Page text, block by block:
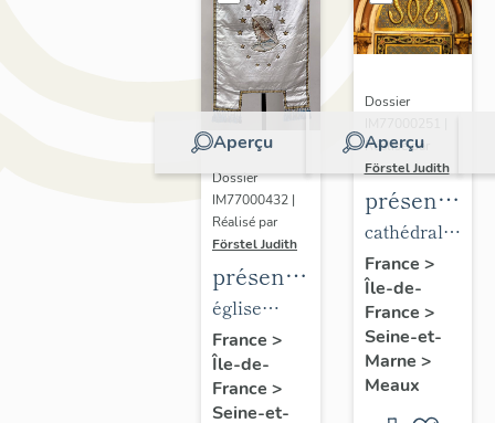
Aperçu
Dossier
IM77000432 |
Réalisé par
Förstel Judith
présentation
du
mobilier
de
l'église
église
paroissiale
Notre-
Dame du
France >
Île-de-
France >
Seine-et-
Aperçu
Dossier
Réalisé par
Förstel Judith
du
mobilier
de la
cathédrale
de
Meaux
cathédrale
Saint-
Etienne
France >
Île-de-
France >
Seine-et-
Marne >
Meaux